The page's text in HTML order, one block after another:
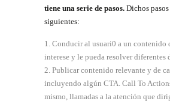
tiene una serie de pasos. Dichos
siguientes:
Conducir al usuari0 a un contenido
interese y le pueda resolver diferentes
Publicar contenido relevante y de
incluyendo algún CTA. Call To
mismo, llamadas a la atención que